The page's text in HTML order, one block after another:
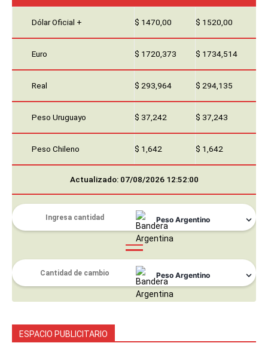
Dólar Oficial + $ 1470,00 $ 1520,00
Euro $ 1720,373 $ 1734,514
Real $ 293,964 $ 294,135
Peso Uruguayo $ 37,242 $ 37,243
Peso Chileno $ 1,642 $ 1,642
Actualizado: 07/08/2026 12:52:00
ESPACIO PUBLICITARIO